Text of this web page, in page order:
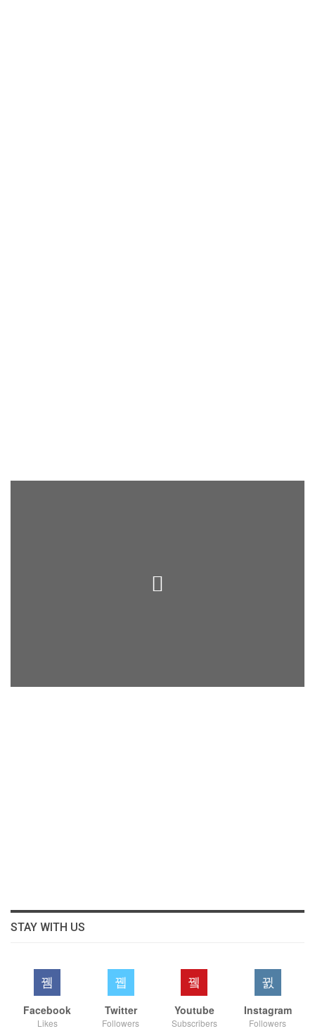
STAY WITH US
Facebook
Likes
Twitter
Followers
Youtube
Subscribers
Instagram
Followers